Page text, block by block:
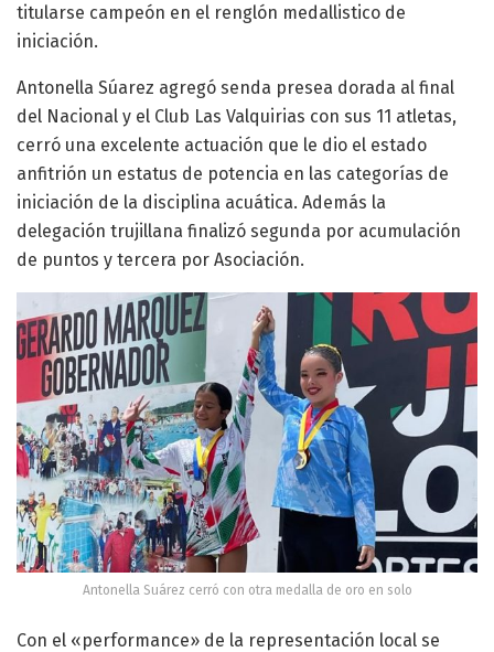
titularse campeón en el renglón medallistico de
iniciación.
Antonella Súarez agregó senda presea dorada al final
del Nacional y el Club Las Valquirias con sus 11 atletas,
cerró una excelente actuación que le dio el estado
anfitrión un estatus de potencia en las categorías de
iniciación de la disciplina acuática. Además la
delegación trujillana finalizó segunda por acumulación
de puntos y tercera por Asociación.
Antonella Suárez cerró con otra medalla de oro en solo
Con el «performance» de la representación local se